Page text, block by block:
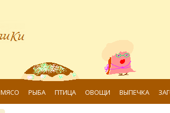
МЯСО РЫБА ПТИЦА ОВОЩИ ВЫПЕЧКА